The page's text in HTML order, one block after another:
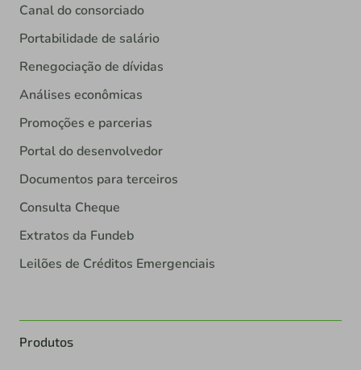
Canal do consorciado
Portabilidade de salário
Renegociação de dívidas
Análises econômicas
Promoções e parcerias
Portal do desenvolvedor
Documentos para terceiros
Consulta Cheque
Extratos da Fundeb
Leilões de Créditos Emergenciais
Produtos